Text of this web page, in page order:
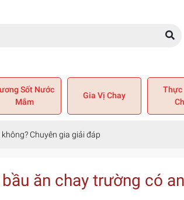
Sốt Nước
Mắm
Gia Vị Chay
Thực
Chuyên gia giải đáp
ăn chay trường có